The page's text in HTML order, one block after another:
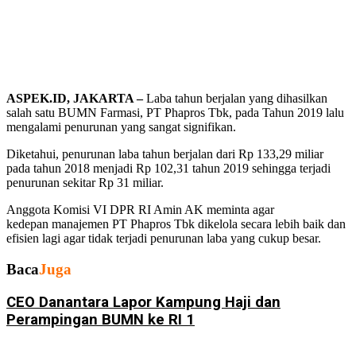
ASPEK.ID, JAKARTA –Laba tahun berjalan yang dihasilkan
salah satu BUMN Farmasi, PT Phapros Tbk, pada Tahun 2019 lalu
mengalami penurunan yang sangat signifikan.
Diketahui, penurunan laba tahun berjalan dari Rp 133,29 miliar
pada tahun 2018 menjadi Rp 102,31 tahun 2019 sehingga terjadi
penurunan sekitar Rp 31 miliar.
Anggota Komisi VI DPR RI Amin AK meminta agar
kedepan manajemen PT Phapros Tbk dikelola secara lebih baik dan
efisien lagi agar tidak terjadi penurunan laba yang cukup besar.
BacaJuga
CEO Danantara Lapor Kampung Haji dan
Perampingan BUMN ke RI 1